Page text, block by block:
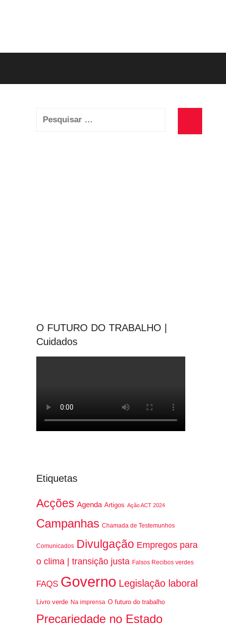
Pesquisar
O FUTURO DO TRABALHO |
Cuidados
Etiquetas
Acções Agenda Artigos Ação ACT 2024
Campanhas Chamada de Testemunhos
Comunicados Divulgação Empregos para
o clima | transição justa Falsos Recibos verdes
FAQS Governo Legislação laboral
Livro verde Na imprensa O futuro do trabalho
Precariedade no Estado